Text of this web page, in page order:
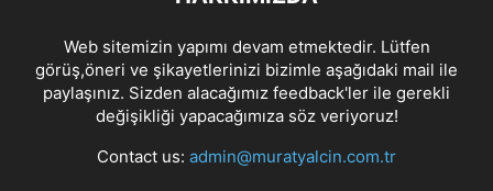
Web sitemizin yapımı devam etmektedir. Lütfen
görüş,öneri ve şikayetlerinizi bizimle aşağıdaki mail ile
paylaşınız. Sizden alacağımız feedback'ler ile gerekli
değişikliği yapacağımıza söz veriyoruz!
Contact us: admin@muratyalcin.com.tr